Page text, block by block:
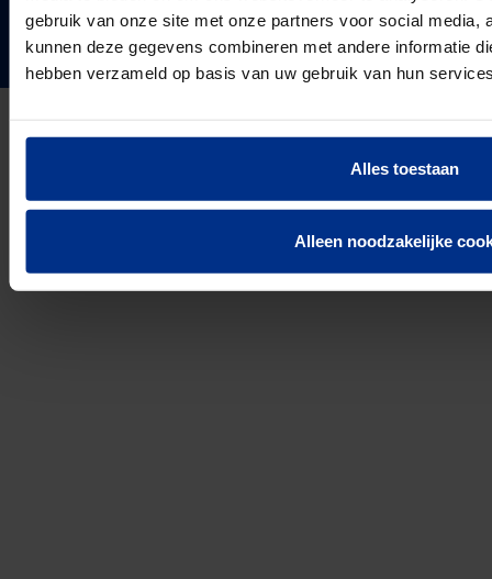
gebruik van onze site met onze partners voor social media,
kunnen deze gegevens combineren met andere informatie
hebben verzameld op basis van uw gebruik van hun
Alles toestaan
Alleen noodzakelijke
24 Landen in Europa
3037 Werknemers van Pipelife
Contact